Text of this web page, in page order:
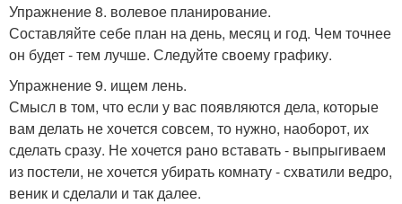
Упражнение 8. волевое планирование.
Составляйте себе план на день, месяц и год. Чем точнее
он будет - тем лучше. Следуйте своему графику.
Упражнение 9. ищем лень.
Смысл в том, что если у вас появляются дела, которые
вам делать не хочется совсем, то нужно, наоборот, их
сделать сразу. Не хочется рано вставать - выпрыгиваем
из постели, не хочется убирать комнату - схватили ведро,
веник и сделали и так далее.